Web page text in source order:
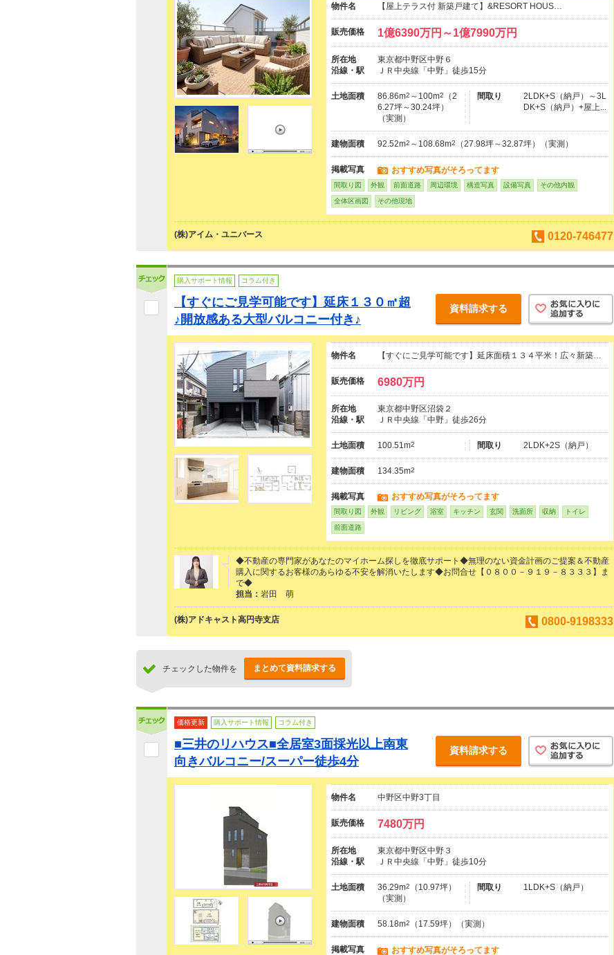
物件名 【屋上テラス付 新築戸建て】&RESORT HOUS…
販売価格 1億6390万円～1億7990万円
所在地
東京都中野区中野６
沿線・駅
ＪＲ中央線「中野」徒歩15分
土地面積 86.86m2 ～100m2
（2
6.27坪～30.24坪）
（実測）
間取り
2LDK+S（納戸）～3L
DK+S（納戸）+屋上...
建物面積 92.52m2 ～108.68m2 （27.98坪～32.87坪）（実測）
掲載写真 おすすめ写真がそろってます
間取り図 外観 前面道路 周辺環境 構造写真 設備写真 その他内観
全体区画図 その他現地
(株)アイム・ユニバース 0120-746477
購入サポート情報 コラム付き
【すぐにご見学可能です】延床１３０㎡超
♪開放感ある大型バルコニー付き♪
資料請求する
物件名 【すぐにご見学可能です】延床面積１３４平米！広々新築…
販売価格 6980万円
所在地
東京都中野区沼袋２
沿線・駅
ＪＲ中央線「中野」徒歩26分
土地面積 100.51m2 間取り 2LDK+2S（納戸）
建物面積 134.35m2
掲載写真 おすすめ写真がそろってます
間取り図 外観 リビング 浴室 キッチン 玄関 洗面所 収納 トイレ
前面道路
◆不動産の専門家があなたのマイホーム探しを徹底サポート◆無理のない資金計画のご提案＆不動産
購入に関するお客様のあらゆる不安を解消いたします◆お問合せ【０８００－９１９－８３３３】ま
で◆
担当： 岩田 萌
(株)アドキャスト高円寺支店 0800-9198333
チェックした物件を まとめて資料請求する
価格更新 購入サポート情報 コラム付き
■三井のリハウス■全居室3面採光以上南東
向きバルコニー/スーパー徒歩4分
資料請求する
物件名 中野区中野3丁目
販売価格 7480万円
所在地
東京都中野区中野３
沿線・駅
ＪＲ中央線「中野」徒歩10分
土地面積 36.29m2
（10.97坪）
（実測）
間取り 1LDK+S（納戸）
建物面積 58.18m2 （17.59坪）（実測）
掲載写真 おすすめ写真がそろってます